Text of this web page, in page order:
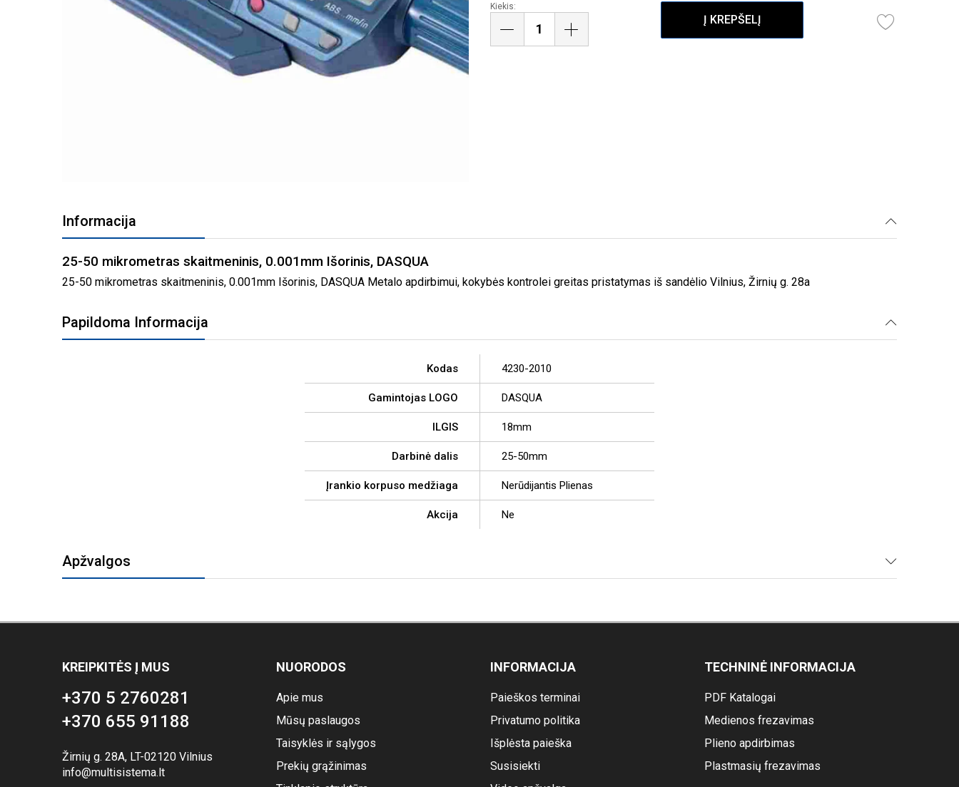
PAVEIKSLĖLIŲ
GALERIJOS
Kiekis:
Į KREPŠELĮ
Informacija
25-50 mikrometras skaitmeninis, 0.001mm Išorinis, DASQUA
25-50 mikrometras skaitmeninis, 0.001mm Išorinis, DASQUA Metalo apdirbimui, kokybės kontrolei greitas pristatymas iš sandėlio Vilnius, Žirnių g. 28a
Papildoma Informacija
Kodas 4230-2010
Gamintojas LOGO DASQUA
ILGIS 18mm
Darbinė dalis 25-50mm
Įrankio korpuso medžiaga Nerūdijantis Plienas
Akcija Ne
Apžvalgos
KREIPKITĖS Į MUS
+370 5 2760281
+370 655 91188
Žirnių g. 28A, LT-02120 Vilnius
info@multisistema.lt
NUORODOS
Apie mus
Mūsų paslaugos
Taisyklės ir sąlygos
Prekių grąžinimas
INFORMACIJA
Paieškos terminai
Privatumo politika
Išplėsta paieška
Susisiekti
TECHNINĖ INFORMACIJA
PDF Katalogai
Medienos frezavimas
Plieno apdirbimas
Plastmasių frezavimas